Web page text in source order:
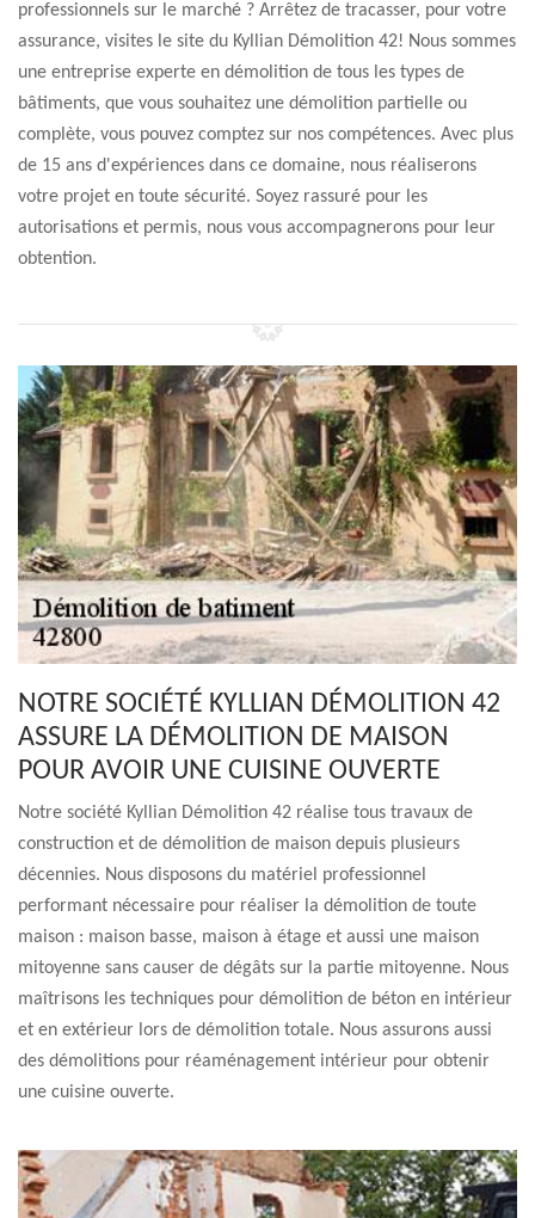
professionnels sur le marché ? Arrêtez de tracasser, pour votre
assurance, visites le site du Kyllian Démolition 42! Nous sommes
une entreprise experte en démolition de tous les types de
bâtiments, que vous souhaitez une démolition partielle ou
complète, vous pouvez comptez sur nos compétences. Avec plus
de 15 ans d'expériences dans ce domaine, nous réaliserons
votre projet en toute sécurité. Soyez rassuré pour les
autorisations et permis, nous vous accompagnerons pour leur
obtention.
NOTRE SOCIÉTÉ KYLLIAN DÉMOLITION 42
ASSURE LA DÉMOLITION DE MAISON
POUR AVOIR UNE CUISINE OUVERTE
Notre société Kyllian Démolition 42 réalise tous travaux de
construction et de démolition de maison depuis plusieurs
décennies. Nous disposons du matériel professionnel
performant nécessaire pour réaliser la démolition de toute
maison : maison basse, maison à étage et aussi une maison
mitoyenne sans causer de dégâts sur la partie mitoyenne. Nous
maîtrisons les techniques pour démolition de béton en intérieur
et en extérieur lors de démolition totale. Nous assurons aussi
des démolitions pour réaménagement intérieur pour obtenir
une cuisine ouverte.